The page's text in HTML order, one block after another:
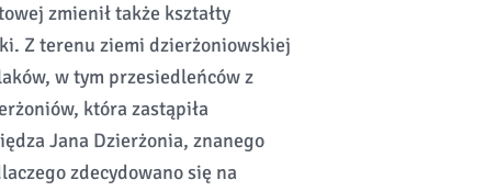
zmienił także kształty
Z terenu ziemi dzierżoniowskiej
w tym przesiedleńców z
która zastąpiła
Jana Dzierżonia, znanego
zdecydowano się na